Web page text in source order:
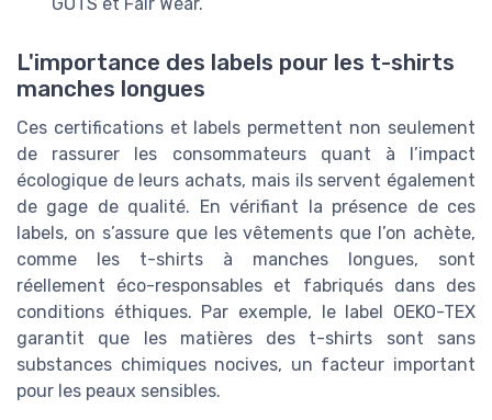
L'importance des labels pour les t-shirts
manches longues
Ces certifications et labels permettent non seulement
de rassurer les consommateurs quant à l’impact
écologique de leurs achats, mais ils servent également
de gage de qualité. En vérifiant la présence de ces
labels, on s’assure que les vêtements que l’on achète,
comme les t-shirts à manches longues, sont
réellement éco-responsables et fabriqués dans des
conditions éthiques. Par exemple, le label OEKO-TEX
garantit que les matières des t-shirts sont sans
substances chimiques nocives, un facteur important
pour les peaux sensibles.